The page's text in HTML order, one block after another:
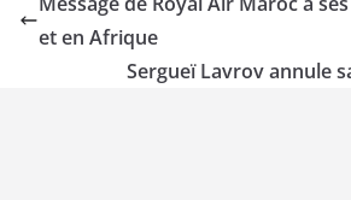
et en Afrique
Sergueï Lavrov annule